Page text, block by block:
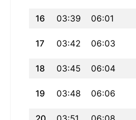
16 03:39 06:01
17 03:42 06:03
18 03:45 06:04
19 03:48 06:06